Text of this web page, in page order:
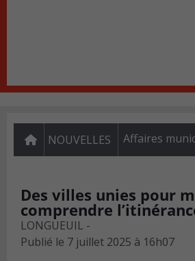
NOUVELLES Affaires
Des villes unies pour
comprendre
LONGUEUIL -
Publié le 7 juillet 2025 à 16h07